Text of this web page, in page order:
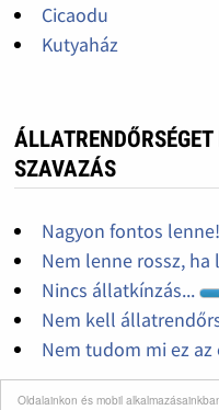
Oldalainkon és mobil
Cicaodu
Kutyaház
SZAVAZÁS
Nagyon fontos lenne!
Nem lenne rossz, ha
Nincs állatkínzás...
Nem kell
Nem tudom mi ez az